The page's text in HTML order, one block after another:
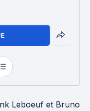
Leboeuf et Bruno